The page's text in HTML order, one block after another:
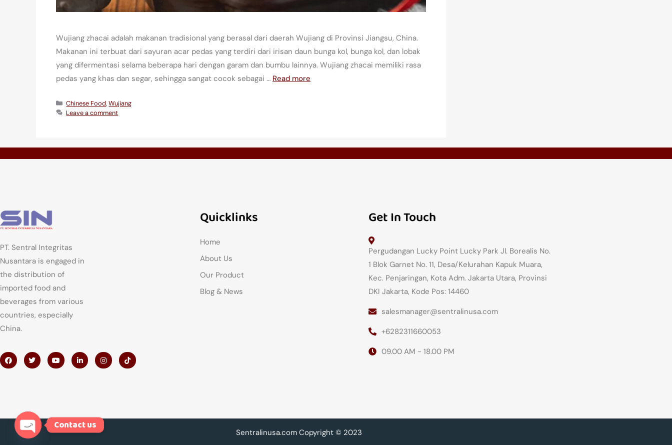
Wujiang zhacai adalah makanan tradisional yang berasal dari daerah Wujiang di Provinsi Jiangsu, China.
Makanan ini terbuat dari sayuran acar pedas yang terdiri dari irisan daun bunga kol, bunga kol, dan lobak
yang difermentasi selama beberapa hari dengan garam dan bumbu lainnya. Wujiang zhacai memiliki rasa
pedas yang khas dan segar, sehingga sangat cocok sebagai … Read more
Chinese Food,Wujiang
Leave a comment
PT. Sentral Integritas
Nusantara is engaged in
the distribution of
imported food and
beverages from various
countries, especially
China.
Quicklinks
Home
About Us
Our Product
Blog & News
Get In Touch
Pergudangan Lucky Point Lucky Park Jl. Borealis No.
1 Blok Garnet No. 11, Desa/Kelurahan Kapuk Muara,
Kec. Penjaringan, Kota Adm. Jakarta Utara, Provinsi
DKI Jakarta, Kode Pos: 14460
salesmanager@sentralinusa.com
+6282311660053
09.00 AM - 18.00 PM
Sentralinusa.com Copyright © 2023
Contact us